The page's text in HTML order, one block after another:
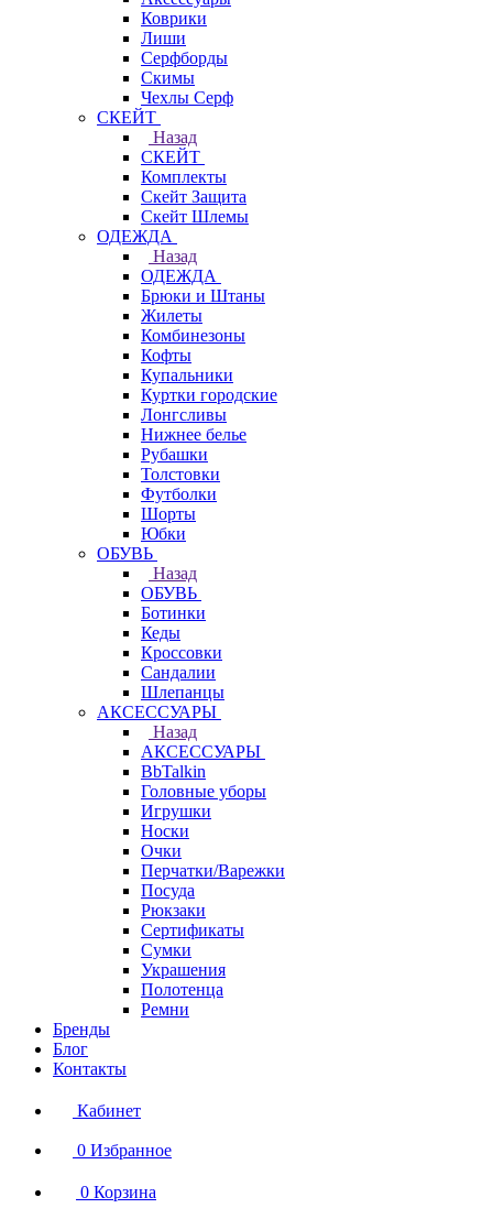
Коврики
Лиши
Серфборды
Скимы
Чехлы Cерф
СКЕЙТ
Назад
СКЕЙТ
Комплекты
Скейт Защита
Скейт Шлемы
ОДЕЖДА
Назад
ОДЕЖДА
Брюки и Штаны
Жилеты
Комбинезоны
Кофты
Купальники
Куртки городские
Лонгсливы
Нижнее белье
Рубашки
Толстовки
Футболки
Шорты
Юбки
ОБУВЬ
Назад
ОБУВЬ
Ботинки
Кеды
Кроссовки
Сандалии
Шлепанцы
АКСЕССУАРЫ
Назад
АКСЕССУАРЫ
BbTalkin
Головные уборы
Игрушки
Носки
Очки
Перчатки/Варежки
Посуда
Рюкзаки
Сертификаты
Сумки
Украшения
Полотенца
Ремни
Бренды
Блог
Контакты
Кабинет
0 Избранное
0 Корзина